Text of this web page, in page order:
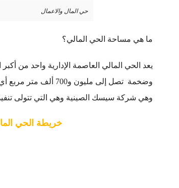
حي المال والاعمال
ما هي مساحة الحي المالي؟
يعد الحي المالي العاصمة الإدارية واحد من
وهي شركة سيسك الصينية وهي التي تتولى
خريطة الحي